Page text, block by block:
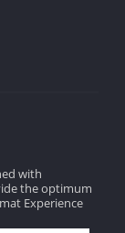
with
the optimum
Experience